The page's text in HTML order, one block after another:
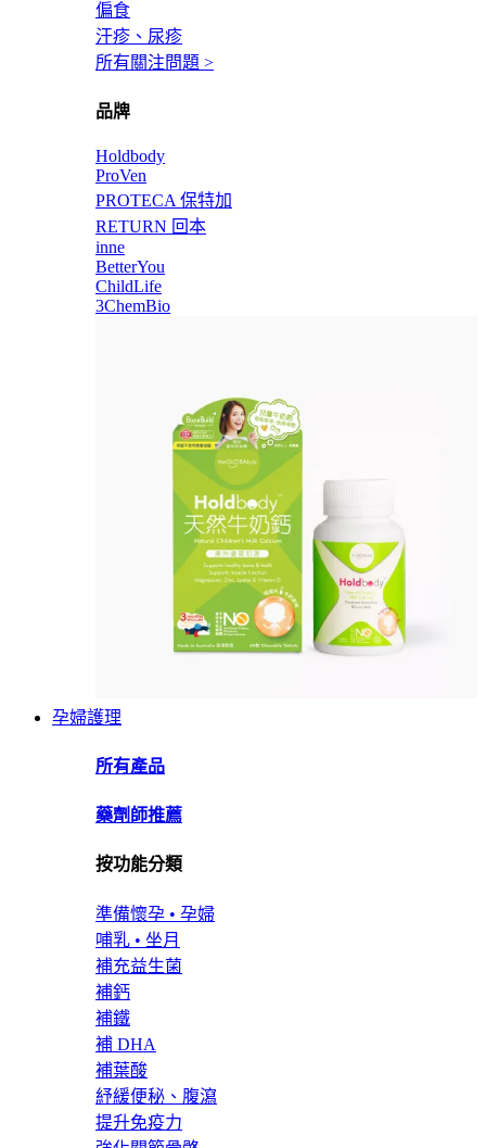
偏食
汗疹、尿疹
所有關注問題 >
品牌
Holdbody
ProVen
PROTECA 保特加
RETURN 回本
inne
BetterYou
ChildLife
3ChemBio
孕婦護理
所有產品
藥劑師推薦
按功能分類
準備懷孕 • 孕婦
哺乳 • 坐月
補充益生菌
補鈣
補鐵
補 DHA
補葉酸
紓緩便秘、腹瀉
提升免疫力